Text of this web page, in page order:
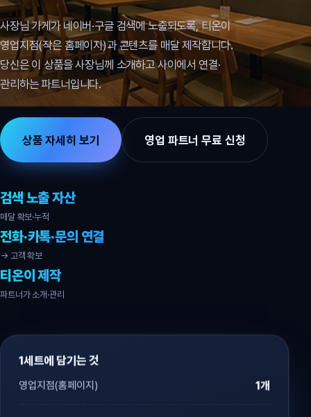
사장님 가게가 네이버·구글 검색에 노출되도록, 티온이
영업지점(작은 홈페이지)과 콘텐츠를 매달 제작합니다.
당신은 이 상품을 사장님께 소개하고 사이에서 연결·
관리하는 파트너입니다.
상품 자세히 보기 영업 파트너 무료 신청
검색 노출 자산
매달 확보·누적
전화·카톡·문의 연결
→ 고객 확보
티온이 제작
파트너가 소개·관리
1세트에 담기는 것
영업지점(홈페이지) 1개